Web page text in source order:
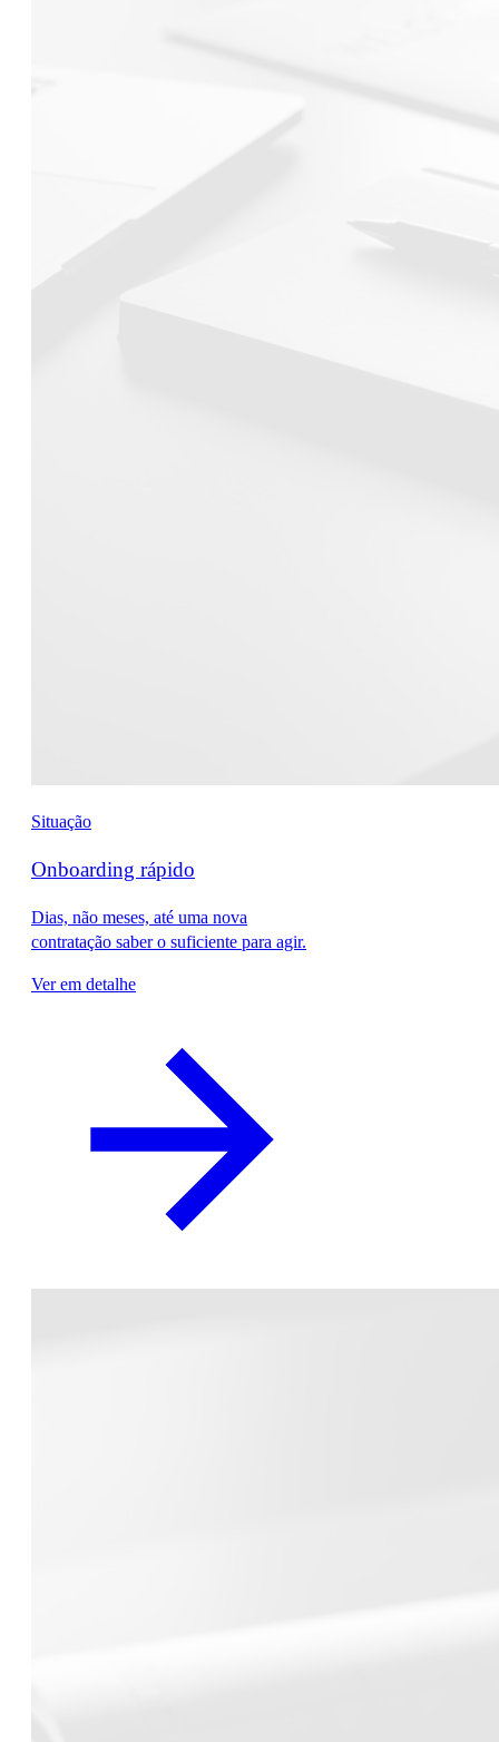
Situação
Onboarding rápido
Dias, não meses, até uma nova
contratação saber o suficiente para agir.
Ver em detalhe